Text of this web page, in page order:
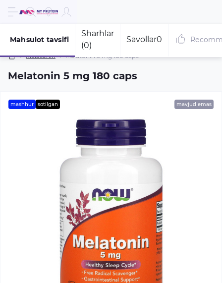
Melatonin Melatonin 5 mg 180 caps
Melatonin 5 mg 180 caps
Mahsulot tavsifi
Sharhlar
(0)
Savollar0
mashhur sotilgan mavjud emas